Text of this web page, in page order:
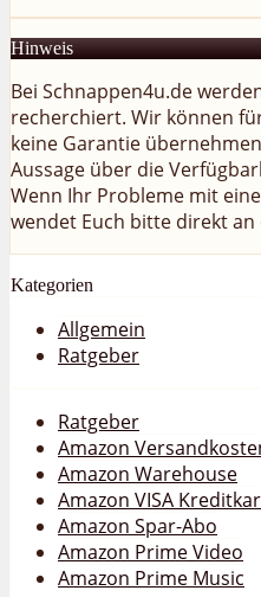
Hinweis
Bei Schnappen4u.de
recherchiert. Wir können
keine Garantie
Aussage über die
Wenn Ihr Probleme mit
wendet Euch bitte direkt an
Kategorien
Allgemein
Ratgeber
Ratgeber
Amazon
Amazon Warehouse
Amazon VISA
Amazon Spar-Abo
Amazon Prime Video
Amazon Prime Music